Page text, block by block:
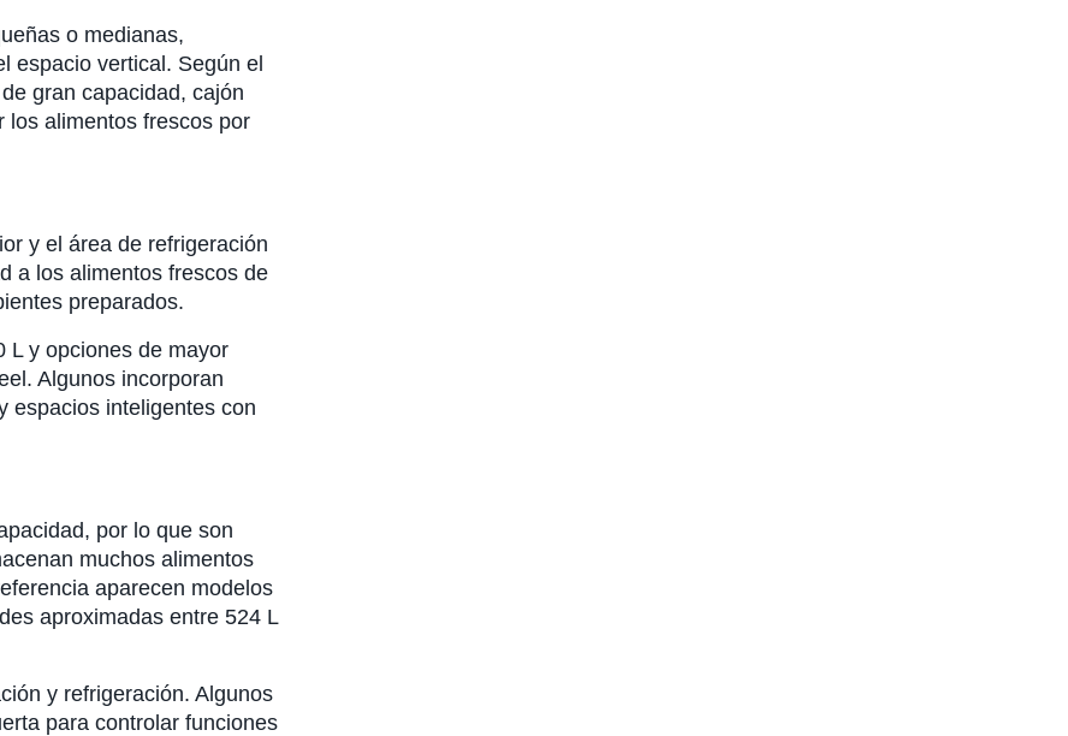
o medianas,
espacio vertical. Según el
gran capacidad, cajón
los alimentos frescos por
y el área de refrigeración
a los alimentos frescos de
preparados.
L y opciones de mayor
Algunos incorporan
espacios inteligentes con
por lo que son
muchos alimentos
aparecen modelos
aproximadas entre 524 L
y refrigeración. Algunos
para controlar funciones